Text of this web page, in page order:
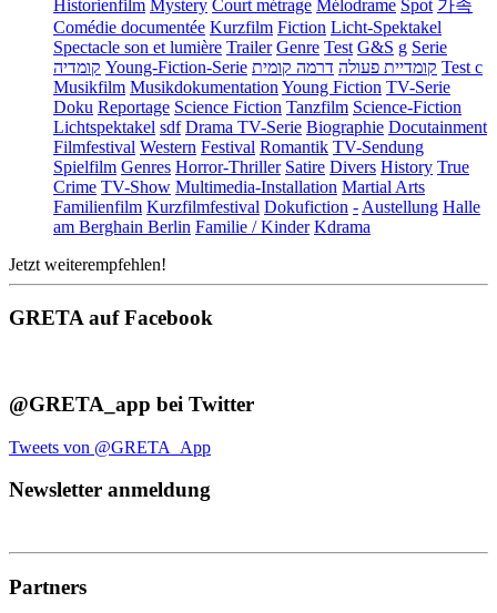
Historienfilm Mystery Court métrage Mélodrame Spot 가족
Comédie documentée Kurzfilm Fiction Licht-Spektakel
Spectacle son et lumière Trailer Genre Test G&S g Serie
קומדיה Young-Fiction-Serie קומדיית פעולה דרמה קומית
Test c
Musikfilm Musikdokumentation Young Fiction TV-Serie
Doku Reportage Science Fiction Tanzfilm Science-Fiction
Lichtspektakel sdf Drama TV-Serie Biographie Docutainment
Filmfestival Western Festival Romantik TV-Sendung
Spielfilm Genres Horror-Thriller Satire Divers History True
Crime TV-Show Multimedia-Installation Martial Arts
Familienfilm Kurzfilmfestival Dokufiction - Austellung Halle
am Berghain Berlin Familie / Kinder Kdrama
Jetzt weiterempfehlen!
GRETA auf Facebook
@GRETA_app bei Twitter
Tweets von @GRETA_App
Newsletter anmeldung
Partners